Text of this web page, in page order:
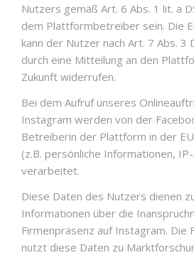
Nutzers gemäß Art. 6 Abs. 1 lit. a
dem Plattformbetreiber sein. Die
kann der Nutzer nach Art. 7 Abs. 3
durch eine Mitteilung an den
Zukunft widerrufen.
Bei dem Aufruf unseres
Instagram werden von der
Betreiberin der Plattform in der
(z.B. persönliche Informationen,
verarbeitet.
Diese Daten des Nutzers dienen
Informationen über die
Firmenpräsenz auf Instagram. Die
nutzt diese Daten zu